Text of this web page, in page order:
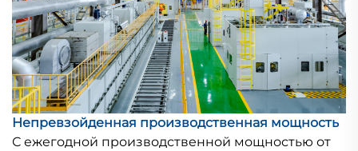
Непревзойденная производственная мощность
С ежегодной производственной мощностью от